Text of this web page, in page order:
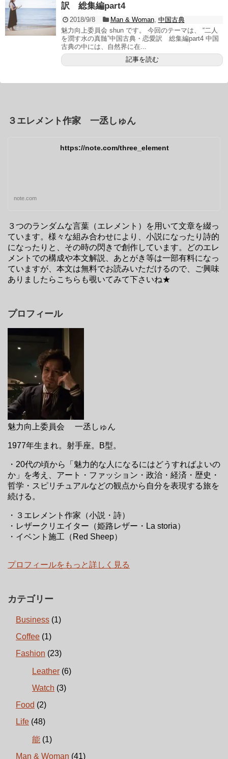
訳 総集編part4
2018/9/8 Man & Woman, 中国古典
魅力向上委員会 shun です。 今回のテーマは、 “二人
を潤す水の真髄”中国古典・恋愛訳 総集編part4 中国
古典の中には、自然界に在...
記事を読む
３エレメント作家 一丞しゅん
https://note.com/three_element
note.com
３つのランダムな言葉（エレメント）を用いて文章を綴っ
ています。様々な組み合わせにより、小説になったり詩的
になったりと、その時の閃きで創作しています。どのエレ
メントでの構成や本文解説、あとがき等は一部有料になっ
ていますが、本文は無料でお読みいただけるので、ご興味
ありましたらこちらも覗いてみて下さいね★
プロフィール
魅力向上委員会 一丞しゅん
1977年生まれ。射手座。B型。
・20代の頃から「魅力的な人になるにはどうすればよいの
か」を考え、アート・ファッション・政治・経済・歴史・
哲学・スピリチュアルなどの観点から自分を表現する旅を
続ける。
・３エレメント作家（小説・詩）
・レザークリエイター（姫路レザー・La storia）
・イベント施工（Red Sheep）
プロフィールをもっと詳しく見る
カテゴリー
Business (1)
Coffee (1)
Fashion (23)
Leather (6)
Watch (3)
Food (2)
Life (48)
能 (1)
Man & Woman (41)